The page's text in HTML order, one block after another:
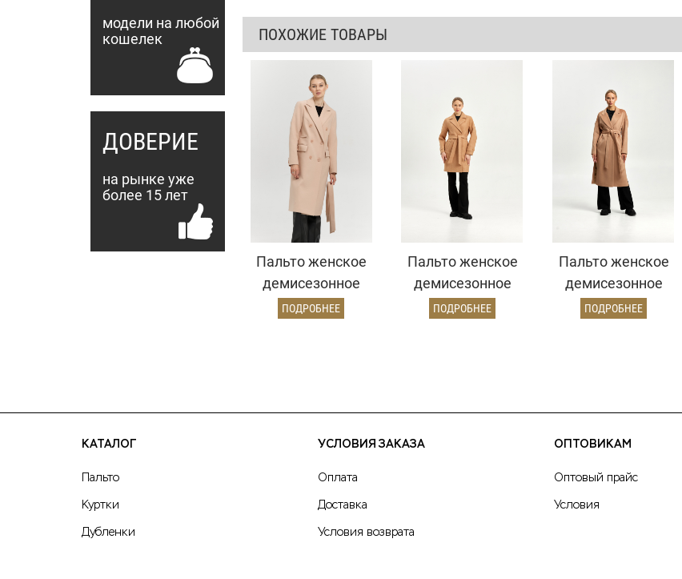
модели на любой
кошелек
ДОВЕРИЕ
на рынке уже
более 15 лет
ПОХОЖИЕ ТОВАРЫ
Пальто женское
демисезонное
25775 (кремовый)
ПОДРОБНЕЕ
Пальто женское
демисезонное
22970 (золото)
ПОДРОБНЕЕ
Пальто женское
демисезонное
26820 (кэмел
ПОДРОБНЕЕ
КАТАЛОГ
Пальто
Куртки
Дубленки
УСЛОВИЯ ЗАКАЗА
Оплата
Доставка
Условия возврата
ОПТОВИКАМ
Оптовый прайс
Условия